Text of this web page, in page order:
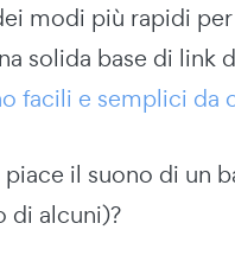
modi più rapidi
solida base di link
facili e semplici da
piace il suono di un
di alcuni)?